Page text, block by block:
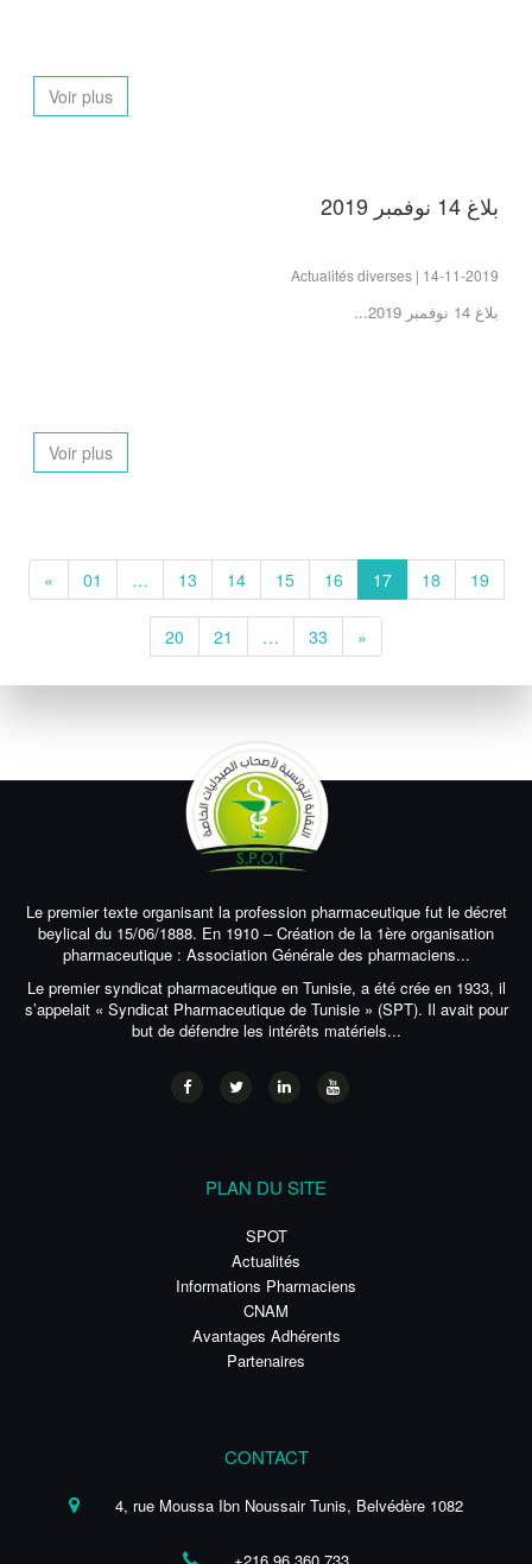
Voir plus
بلاغ 14 نوفمبر 2019
Actualités diverses | 14-11-2019
بلاغ 14 نوفمبر 2019...
Voir plus
« 01 … 13 14 15 16 17 18 19
20 21 … 33 »
Le premier texte organisant la profession pharmaceutique fut le décret
beylical du 15/06/1888. En 1910 – Création de la 1ère organisation
pharmaceutique : Association Générale des pharmaciens...
Le premier syndicat pharmaceutique en Tunisie, a été crée en 1933, il
s’appelait « Syndicat Pharmaceutique de Tunisie » (SPT). Il avait pour
but de défendre les intérêts matériels...
PLAN DU SITE
SPOT
Actualités
Informations Pharmaciens
CNAM
Avantages Adhérents
Partenaires
CONTACT
4, rue Moussa Ibn Noussair Tunis, Belvédère 1082